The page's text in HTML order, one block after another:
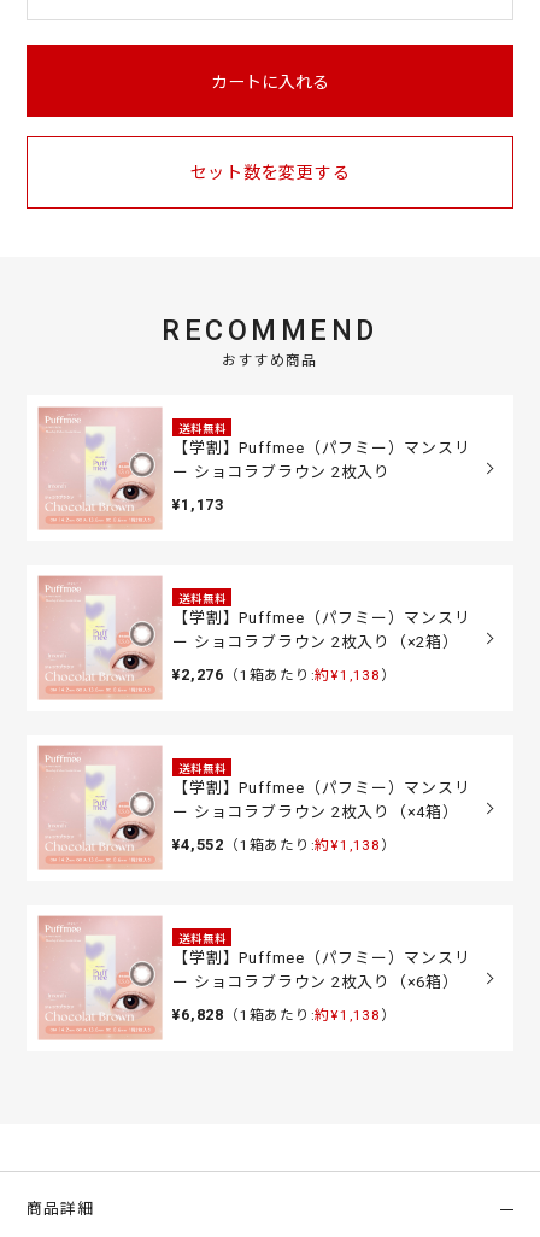
カートに入れる
セット数を変更する
RECOMMEND
おすすめ商品
送料無料
【学割】Puffmee（パフミー）マンスリ
ー ショコラブラウン 2枚入り
¥1,173
送料無料
【学割】Puffmee（パフミー）マンスリ
ー ショコラブラウン 2枚入り（×2箱）
¥2,276 （1箱あたり:約¥1,138 ）
送料無料
【学割】Puffmee（パフミー）マンスリ
ー ショコラブラウン 2枚入り（×4箱）
¥4,552 （1箱あたり:約¥1,138 ）
送料無料
【学割】Puffmee（パフミー）マンスリ
ー ショコラブラウン 2枚入り（×6箱）
¥6,828 （1箱あたり:約¥1,138 ）
商品詳細